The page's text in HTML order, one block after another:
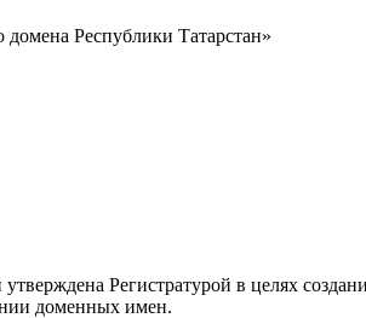
Республики Татарстан»
Регистратурой в целях
доменных имен.